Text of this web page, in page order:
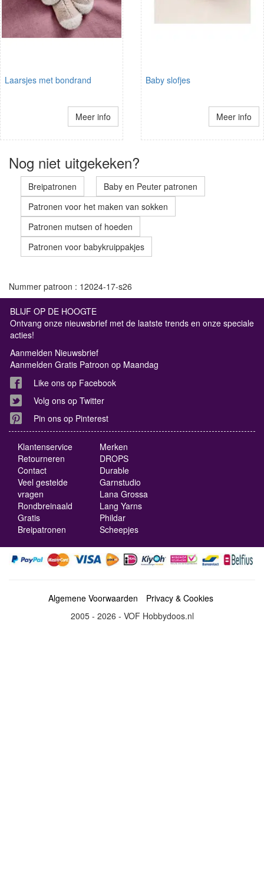
Laarsjes met bondrand
Meer info
Baby slofjes
Meer info
Nog niet uitgekeken?
Breipatronen
Baby en Peuter patronen
Patronen voor het maken van sokken
Patronen mutsen of hoeden
Patronen voor babykruippakjes
Nummer patroon : 12024-17-s26
BLIJF OP DE HOOGTE
Ontvang onze nieuwsbrief met de laatste trends en onze speciale
acties!
Aanmelden Nieuwsbrief
Aanmelden Gratis Patroon op Maandag
Like ons op Facebook
Volg ons op Twitter
Pin ons op Pinterest
Klantenservice
Retourneren
Contact
Veel gestelde
vragen
Rondbreinaald
Gratis
Breipatronen
Merken
DROPS
Durable
Garnstudio
Lana Grossa
Lang Yarns
Phildar
Scheepjes
Algemene Voorwaarden
Privacy & Cookies
2005 - 2026 - VOF Hobbydoos.nl